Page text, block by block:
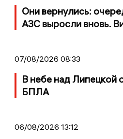
Они вернулись:
АЗС выросли вновь.
07/08/2026 08:33
В небе над Липецкой
БПЛА
06/08/2026 13:12